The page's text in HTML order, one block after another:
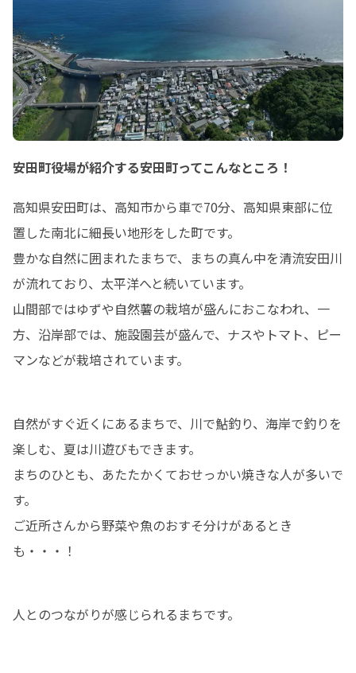
安田町役場が紹介する安田町ってこんなところ！
高知県安田町は、高知市から車で70分、高知県東部に位
置した南北に細長い地形をした町です。
豊かな自然に囲まれたまちで、まちの真ん中を清流安田川
が流れており、太平洋へと続いています。
山間部ではゆずや自然薯の栽培が盛んにおこなわれ、一
方、沿岸部では、施設園芸が盛んで、ナスやトマト、ピー
マンなどが栽培されています。
自然がすぐ近くにあるまちで、川で鮎釣り、海岸で釣りを
楽しむ、夏は川遊びもできます。
まちのひとも、あたたかくておせっかい焼きな人が多いで
す。
ご近所さんから野菜や魚のおすそ分けがあるとき
も・・・！
人とのつながりが感じられるまちです。